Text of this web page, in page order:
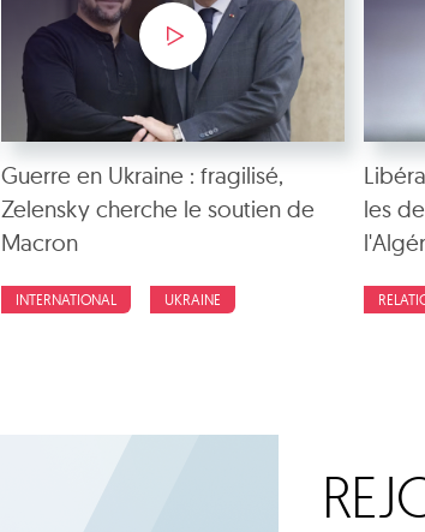
Guerre en Ukraine : fragilisé,
Zelensky cherche le soutien de
Macron
INTERNATIONAL UKRAINE
les